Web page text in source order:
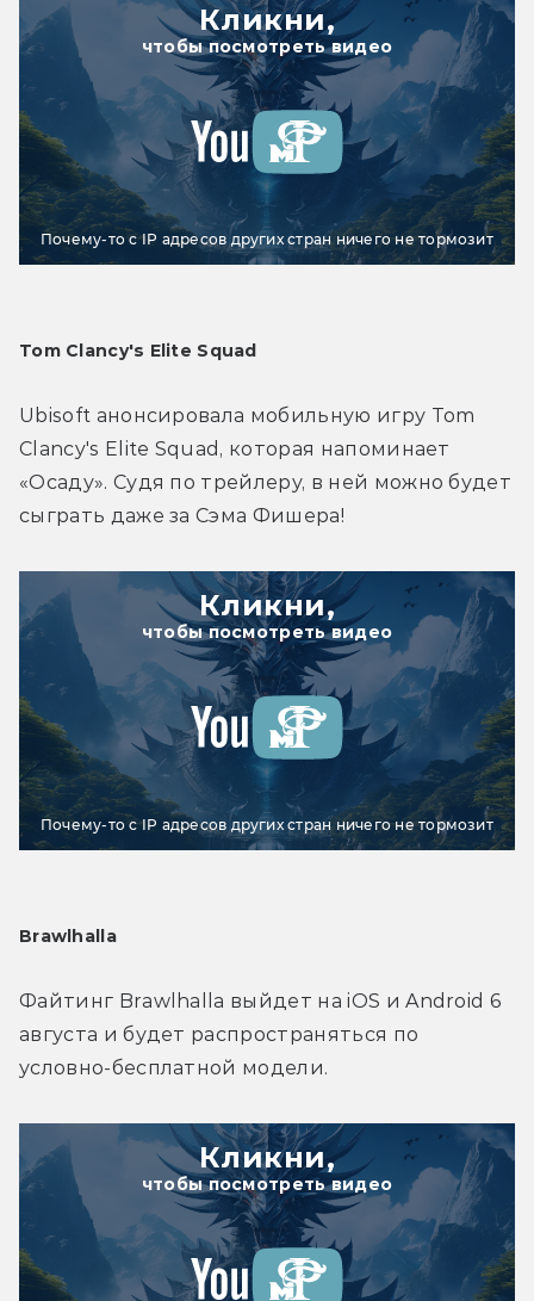
Кликни,
чтобы посмотреть видео
Почему-то с IP адресов других стран ничего не тормозит
Tom Clancy's Elite Squad
Ubisoft анонсировала мобильную игру Tom
Clancy's Elite Squad, которая напоминает
«Осаду». Судя по трейлеру, в ней можно будет
сыграть даже за Сэма Фишера!
Кликни,
чтобы посмотреть видео
Почему-то с IP адресов других стран ничего не тормозит
Brawlhalla
Файтинг Brawlhalla выйдет на iOS и Android 6
августа и будет распространяться по
условно-бесплатной модели.
Кликни,
чтобы посмотреть видео